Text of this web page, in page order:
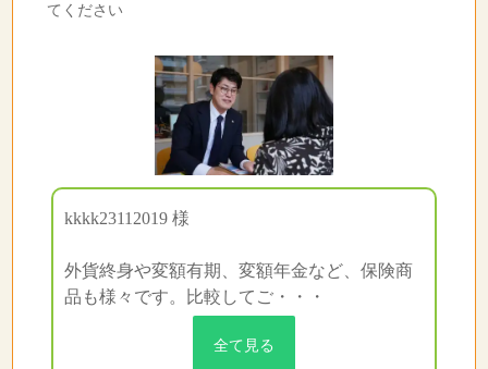
てください
kkkk23112019 様
外貨終身や変額有期、変額年金など、保険商
品も様々です。比較してご・・・
全て見る